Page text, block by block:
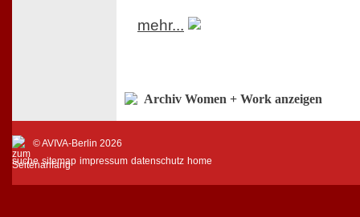
mehr...
Archiv Women + Work anzeigen
© AVIVA-Berlin 2026
suche sitemap impressum datenschutz home